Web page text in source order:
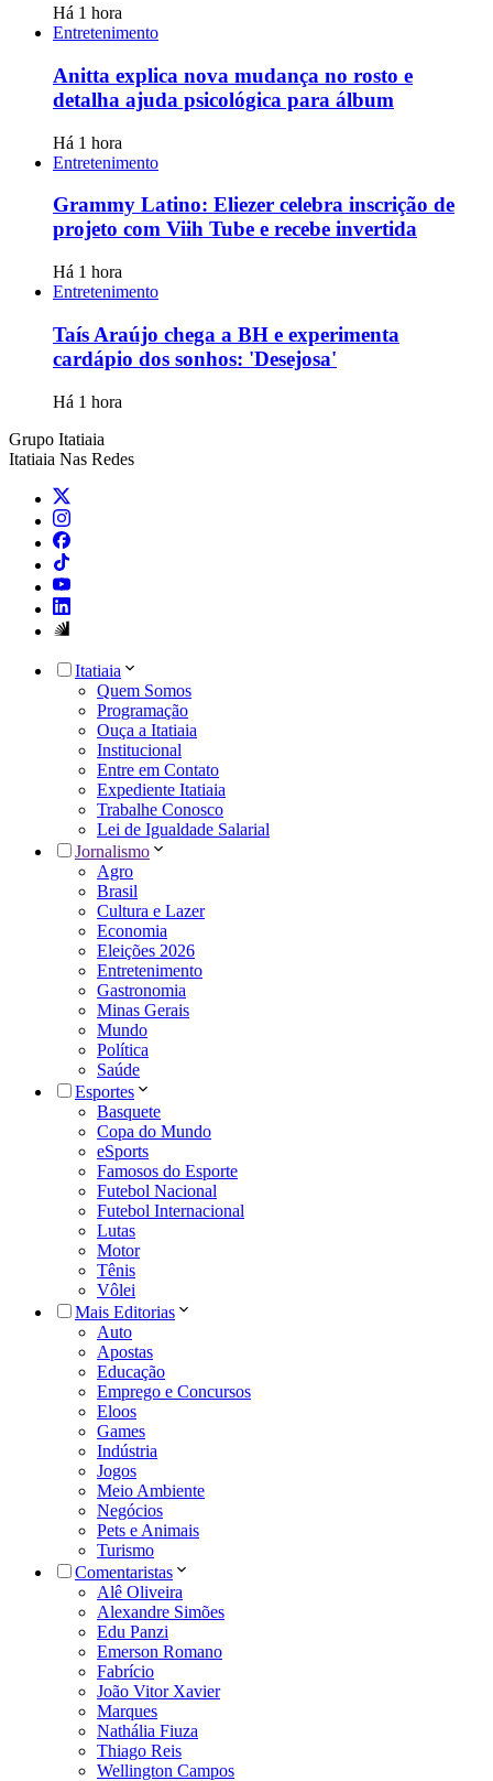
Há 1 hora
Entretenimento
Anitta explica nova mudança no rosto e
detalha ajuda psicológica para álbum
Há 1 hora
Entretenimento
Grammy Latino: Eliezer celebra inscrição de
projeto com Viih Tube e recebe invertida
Há 1 hora
Entretenimento
Taís Araújo chega a BH e experimenta
cardápio dos sonhos: 'Desejosa'
Há 1 hora
Grupo Itatiaia
Itatiaia Nas Redes
Itatiaia
Quem Somos
Programação
Ouça a Itatiaia
Institucional
Entre em Contato
Expediente Itatiaia
Trabalhe Conosco
Lei de Igualdade Salarial
Jornalismo
Agro
Brasil
Cultura e Lazer
Economia
Eleições 2026
Entretenimento
Gastronomia
Minas Gerais
Mundo
Política
Saúde
Esportes
Basquete
Copa do Mundo
eSports
Famosos do Esporte
Futebol Nacional
Futebol Internacional
Lutas
Motor
Tênis
Vôlei
Mais Editorias
Auto
Apostas
Educação
Emprego e Concursos
Eloos
Games
Indústria
Jogos
Meio Ambiente
Negócios
Pets e Animais
Turismo
Comentaristas
Alê Oliveira
Alexandre Simões
Edu Panzi
Emerson Romano
Fabrício
João Vitor Xavier
Marques
Nathália Fiuza
Thiago Reis
Wellington Campos